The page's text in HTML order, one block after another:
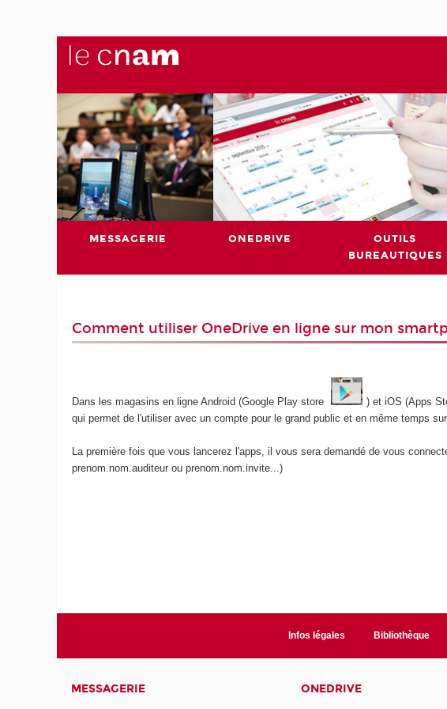
MESSAGERIE ONEDRIVE
OUTILS
BUREAUTIQUES
Comment utiliser OneDrive en ligne sur mon
Dans les magasins en ligne Android (Google Play store ) et iOS (Apps
qui permet de l'utiliser avec un compte pour le grand public et en même temps
La première fois que vous lancerez l'apps, il vous sera demandé de vous
prenom.nom.auditeur ou prenom.nom.invite...)
Infos légales Bibliothèque
MESSAGERIE ONEDRIVE